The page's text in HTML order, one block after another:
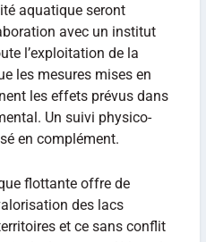
aquatique seront
avec un institut
l’exploitation de la
les mesures mises en
les effets prévus dans
Un suivi physico-
en complément.
flottante offre de
des lacs
et ce sans conflit